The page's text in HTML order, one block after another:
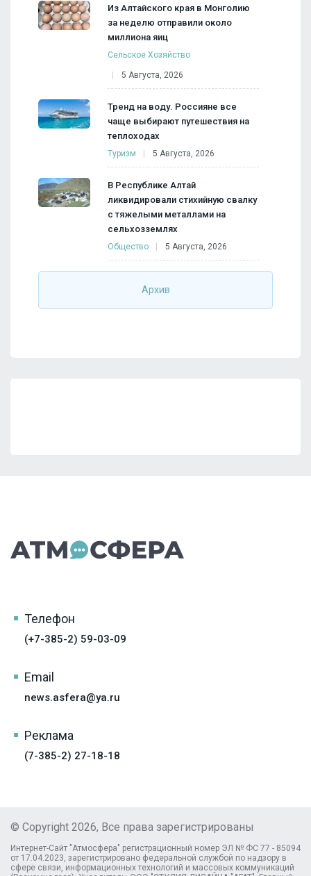
Из Алтайского края в Монголию
за неделю отправили около
миллиона яиц
Сельское Хозяйство
5 Августа, 2026
Тренд на воду. Россияне все
чаще выбирают путешествия на
теплоходах
Туризм 5 Августа, 2026
В Республике Алтай
ликвидировали стихийную свалку
с тяжелыми металлами на
сельхозземлях
Общество 5 Августа, 2026
Архив
Телефон
(+7-385-2) 59-03-09
Email
news.asfera@ya.ru
Реклама
(7-385-2) 27-18-18
© Copyright 2026, Все права зарегистрированы
Интернет-Сайт "Атмосфера" регистрационный номер ЭЛ № ФС 77 - 85094
от 17.04.2023, зарегистрировано федеральной службой по надзору в
сфере связи, информационных технологий и массовых коммуникаций